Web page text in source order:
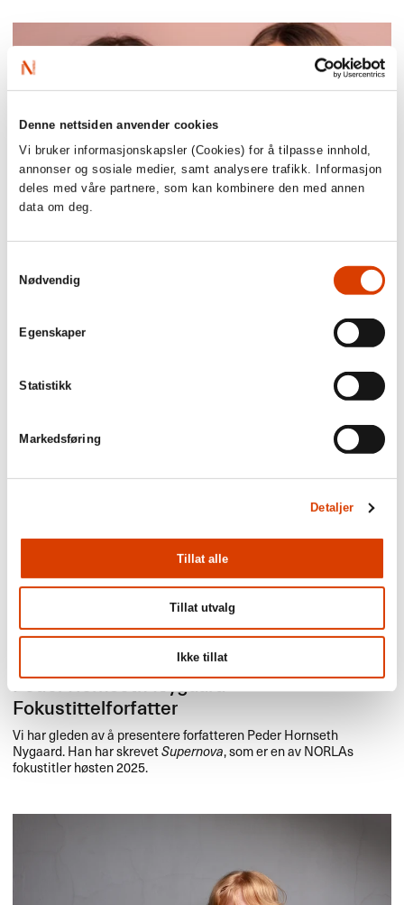
Denne nettsiden anvender cookies
Vi bruker informasjonskapsler (Cookies) for å tilpasse innhold,
annonser og sosiale medier, samt analysere trafikk. Informasjon
deles med våre partnere, som kan kombinere den med annen
data om deg.
Nødvendig
Egenskaper
Statistikk
Markedsføring
Detaljer
Tillat alle
Tillat utvalg
Ikke tillat
Randi Fuglehaug, Anne Gunn Halvorsen og
Vi har gleden av å presentere forfatterne Randi Fuglehaug og
, som er en av
Caroline Røise.
Peder Hornseth Nygaard -
Fokustittelforfatter
Vi har gleden av å presentere forfatteren Peder Hornseth
Nygaard. Han har skrevetSupernova, som er en av NORLAs
fokustitler høsten 2025.